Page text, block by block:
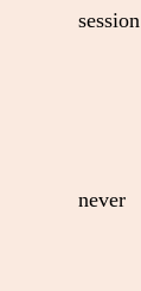
session
never